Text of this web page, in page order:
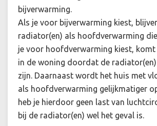
bijverwarming.
Als je voor bijverwarming kiest,
radiator(en) als hoofdverwarming
je voor hoofdverwarming kiest, komt
in de woning doordat de
zijn. Daarnaast wordt het huis met
als hoofdverwarming gelijkmatiger
heb je hierdoor geen last van
bij de radiator(en) wel het geval is.